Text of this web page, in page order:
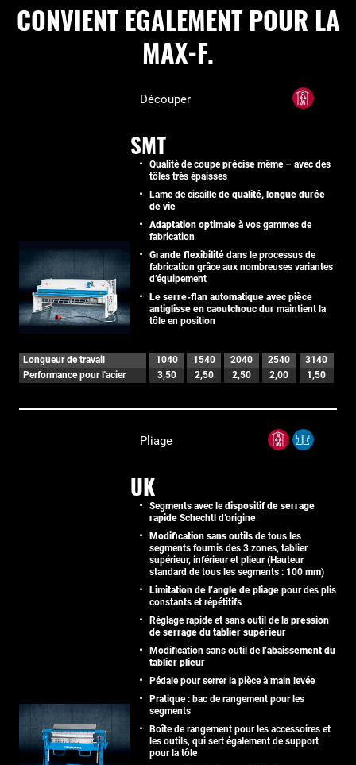
CONVIENT EGALEMENT POUR LA
MAX-F.
Découper
SMT
Qualité de coupeprécise même – avec des
tôles très épaisses
Lame de cisaillede qualité, longue durée
de vie
Adaptation optimale à vos gammes de
fabrication
Grande flexibilité dans le processus de
fabrication grâce aux nombreuses variantes
d’équipement
Le serre-flan automatique avec pièce
antiglisse en caoutchouc dur maintient la
tôle en position
Longueur de travail 1040 1540 2040 2540
3140
Performance pour l'acier
3,50 2,50 2,50 2,00 1,50
Pliage
UK
Segments avec ledispositif de serrage
rapide Schechtl d’origine
Modification sans outils de tous les
segments fournis des 3 zones, tablier
supérieur, inférieur et plieur (Hauteur
standard de tous les segments : 100 mm)
Limitation de l’angle de pliage pour des plis
constants et répétitifs
Réglage rapide et sans outil de la pression
de serrage du tablier supérieur
Modification sans outil de l’abaissement du
tablier plieur
Pédale pour serrer la pièce à main levée
Pratique : bac de rangement pour les
segments
Boîte de rangement pour les accessoires et
les outils, qui sert également de support
pour la tôle